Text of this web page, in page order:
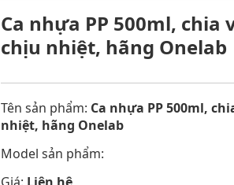
Ca nhựa PP 500ml,
chịu nhiệt, hãng Onelab
Tên sản phẩm: Ca nhựa PP 500ml,
nhiệt, hãng Onelab
Model sản phẩm: